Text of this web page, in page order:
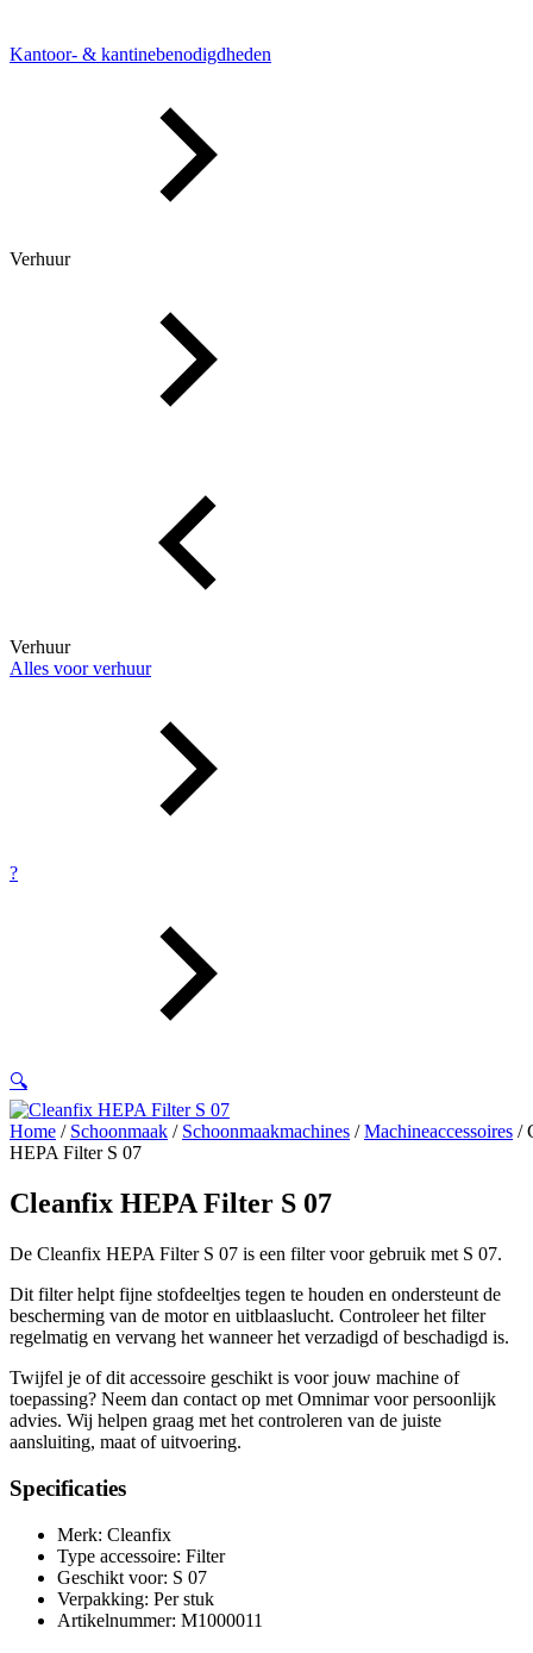
Kantoor- & kantinebenodigdheden
Verhuur
Verhuur
Alles voor verhuur
?
🔍
Home / Schoonmaak / Schoonmaakmachines /Machineaccessoires /
HEPA Filter S 07
Cleanfix HEPA Filter S 07
De Cleanfix HEPA Filter S 07 is een filter voor gebruik met S 07.
Dit filter helpt fijne stofdeeltjes tegen te houden en ondersteunt de
bescherming van de motor en uitblaaslucht. Controleer het filter
regelmatig en vervang het wanneer het verzadigd of beschadigd is.
Twijfel je of dit accessoire geschikt is voor jouw machine of
toepassing? Neem dan contact op met Omnimar voor persoonlijk
advies. Wij helpen graag met het controleren van de juiste
aansluiting, maat of uitvoering.
Specificaties
Merk: Cleanfix
Type accessoire: Filter
Geschikt voor: S 07
Verpakking: Per stuk
Artikelnummer: M1000011